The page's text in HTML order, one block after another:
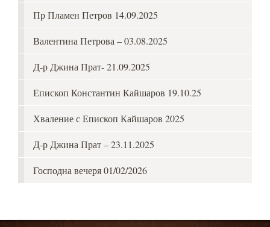
Пр Пламен Петров 14.09.2025
Валентина Петрова – 03.08.2025
Д-р Джина Прат- 21.09.2025
Епископ Константин Кайшаров 19.10.25
Хваление с Епископ Кайшаров 2025
Д-р Джина Прат – 23.11.2025
Господна вечеря 01/02/2026